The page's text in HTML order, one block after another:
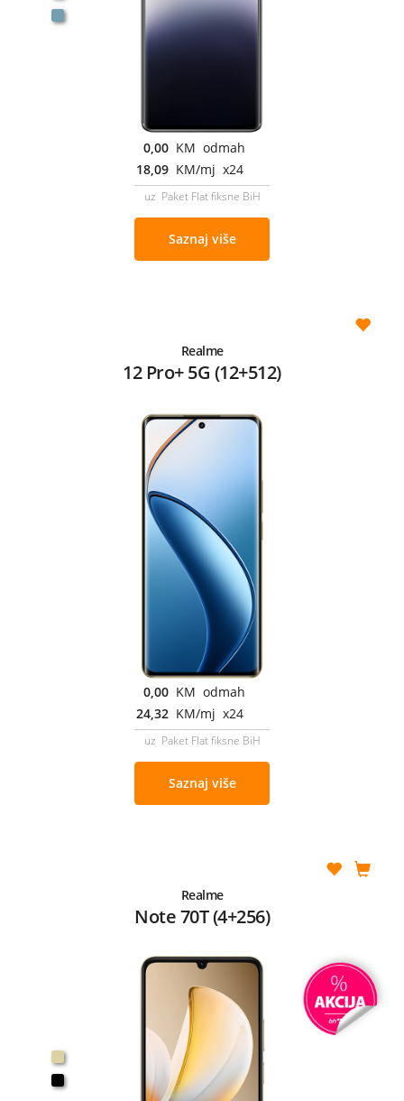
0,00 KM odmah
18,09 KM/mj x24
uz Paket Flat fiksne BiH
Saznaj više
Realme
12 Pro+ 5G (12+512)
0,00 KM odmah
24,32 KM/mj x24
uz Paket Flat fiksne BiH
Saznaj više
Realme
Note 70T (4+256)